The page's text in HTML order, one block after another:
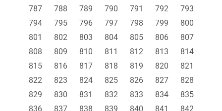
787
788 789 790 791 792
793
794
795 796 797 798 799
800
801
802 803 804 805 806
807
808
809 810 811 812 813
814
815
816 817 818 819 820
821
822
823 824 825 826 827
828
829
830 831 832 833 834
835
836
837 838 839 840 841
842